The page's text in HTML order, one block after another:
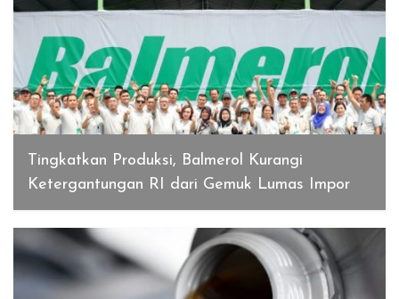
Tingkatkan Produksi, Balmerol Kurangi
Ketergantungan RI dari Gemuk Lumas Impor
Januari 16, 2020